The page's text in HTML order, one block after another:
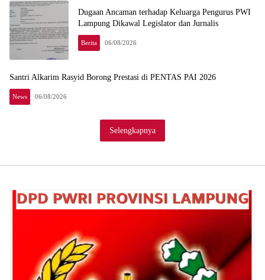
Dugaan Ancaman terhadap Keluarga Pengurus PWI
Lampung Dikawal Legislator dan Jurnalis
Berita 06/08/2026
Santri Alkarim Rasyid Borong Prestasi di PENTAS PAI 2026
News 06/08/2026
Selengkapnya